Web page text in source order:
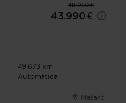
48.990 €
43.990 €
49.673 km
Automática
Mataró